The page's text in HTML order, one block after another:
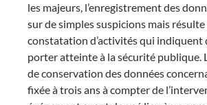
les majeurs, l’enregistrement des
sur de simples suspicions mais résulte
constatation d’activités qui indiquent
porter atteinte à la sécurité publique.
de conservation des données
fixée à trois ans à compter de